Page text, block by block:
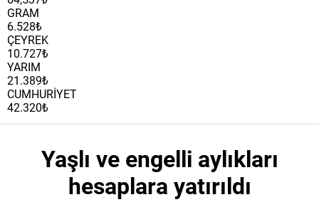
GRAM
6.528₺
ÇEYREK
10.727₺
YARIM
21.389₺
CUMHURİYET
42.320₺
Yaşlı ve engelli aylıkları
hesaplara yatırıldı